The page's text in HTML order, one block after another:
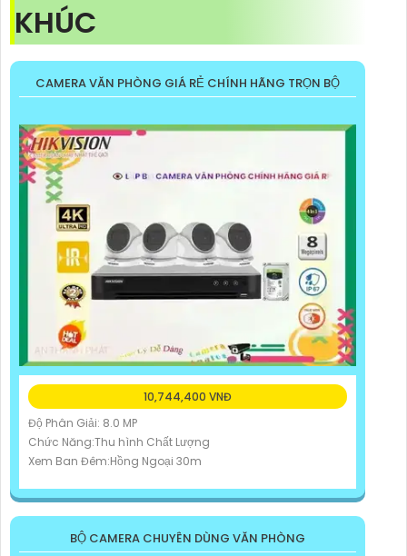
KHÚC
CAMERA VĂN PHÒNG GIÁ RẺ CHÍNH HÃNG TRỌN BỘ
10,744,400 VNĐ
Độ Phân Giải: 8.0 MP
Chức Năng:Thu hình Chất Lượng
Xem Ban Đêm:Hồng Ngoại 30m
BỘ CAMERA CHUYÊN DÙNG VĂN PHÒNG